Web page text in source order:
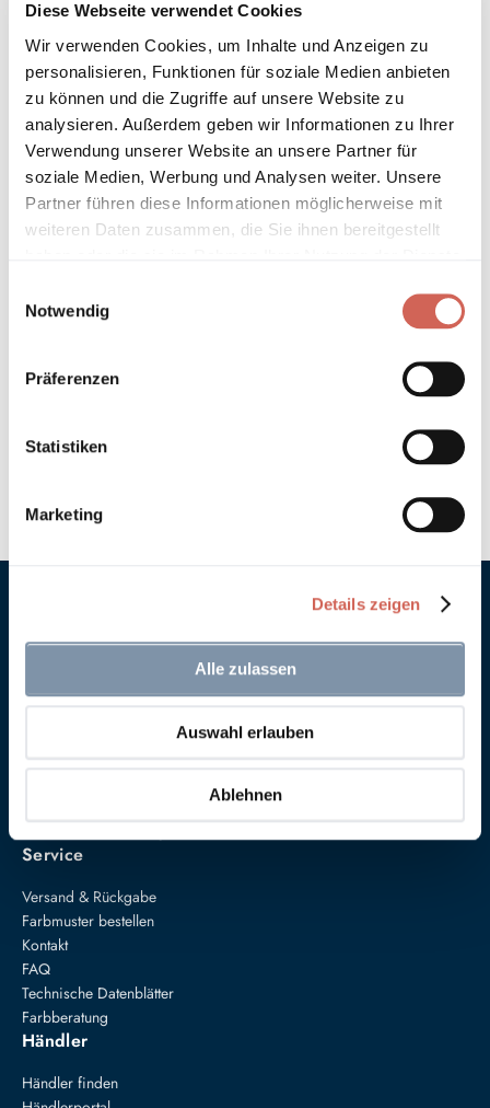
Diese Webseite verwendet Cookies
Wir verwenden Cookies, um Inhalte und Anzeigen zu
personalisieren, Funktionen für soziale Medien anbieten
zu können und die Zugriffe auf unsere Website zu
analysieren. Außerdem geben wir Informationen zu Ihrer
Verwendung unserer Website an unsere Partner für
soziale Medien, Werbung und Analysen weiter. Unsere
Partner führen diese Informationen möglicherweise mit
weiteren Daten zusammen, die Sie ihnen bereitgestellt
Notwendig
Präferenzen
Statistiken
Marketing
Details zeigen
Alle zulassen
Auswahl erlauben
Ablehnen
Auf den Wunschzettel
* Gilt für Lieferungen innerhalb Deutschlands, Lieferzeiten für andere
Länder entnehmen Sie bitte unserenVersandinformationen .
Technische Details und Hinweise
Hinweis zur Grundierung
Hinweis zur Farbtongenauigkeit
Anna von Mangoldt GmbH & Co. KG
Speckgraben 19
Service
Versand & Rückgabe
Farbmuster bestellen
Kontakt
FAQ
Technische Datenblätter
Farbberatung
Händler
Händler finden